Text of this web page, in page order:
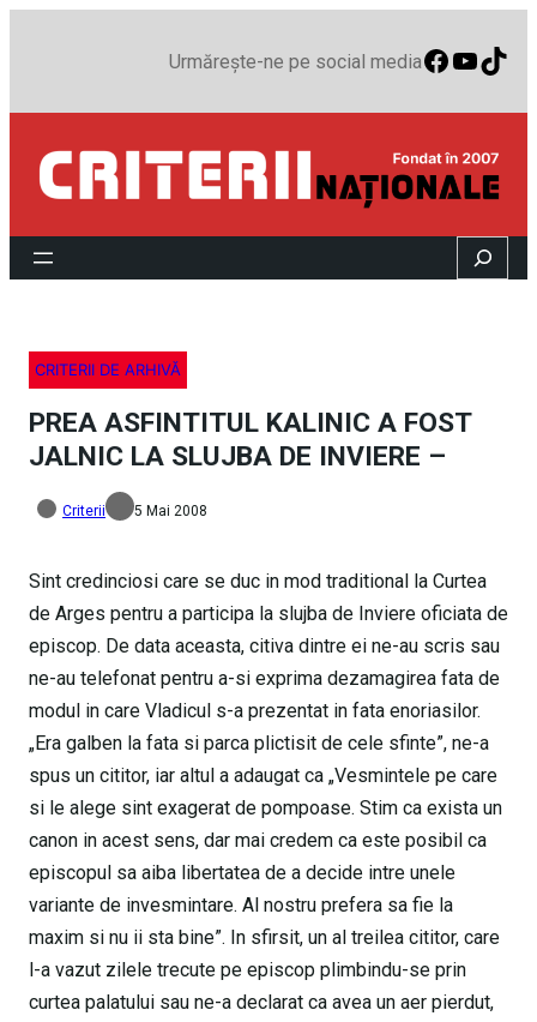
Urmărește-ne pe social media
Search
CRITERII DE ARHIVĂ
PREA ASFINTITUL KALINIC A FOST
JALNIC LA SLUJBA DE INVIERE –
Criterii 5 Mai 2008
Sint credinciosi care se duc in mod traditional la Curtea
de Arges pentru a participa la slujba de Inviere oficiata de
episcop. De data aceasta, citiva dintre ei ne-au scris sau
ne-au telefonat pentru a-si exprima dezamagirea fata de
modul in care Vladicul s-a prezentat in fata enoriasilor.
„Era galben la fata si parca plictisit de cele sfinte”, ne-a
spus un cititor, iar altul a adaugat ca „Vesmintele pe care
si le alege sint exagerat de pompoase. Stim ca exista un
canon in acest sens, dar mai credem ca este posibil ca
episcopul sa aiba libertatea de a decide intre unele
variante de invesmintare. Al nostru prefera sa fie la
maxim si nu ii sta bine”. In sfirsit, un al treilea cititor, care
l-a vazut zilele trecute pe episcop plimbindu-se prin
curtea palatului sau ne-a declarat ca avea un aer pierdut,